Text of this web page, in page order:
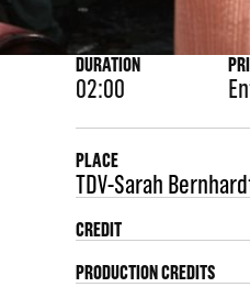
DURATION
02:00
PLACE
TDV-Sarah
CREDIT
PRODUCTION CREDITS